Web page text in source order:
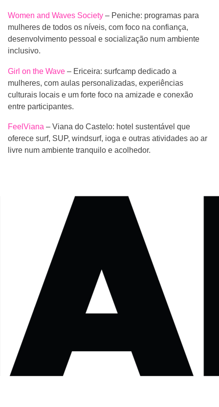
Women and Waves Society – Peniche: programas para
mulheres de todos os níveis, com foco na confiança,
desenvolvimento pessoal e socialização num ambiente
inclusivo.
Girl on the Wave – Ericeira: surfcamp dedicado a
mulheres, com aulas personalizadas, experiências
culturais locais e um forte foco na amizade e conexão
entre participantes.
FeelViana – Viana do Castelo: hotel sustentável que
oferece surf, SUP, windsurf, ioga e outras atividades ao ar
livre num ambiente tranquilo e acolhedor.